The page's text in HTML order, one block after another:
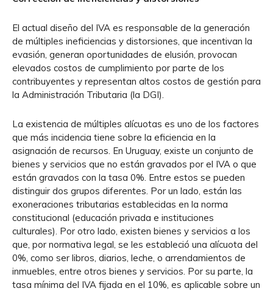
El actual diseño del IVA es responsable de la generación
de múltiples ineficiencias y distorsiones, que incentivan la
evasión, generan oportunidades de elusión, provocan
elevados costos de cumplimiento por parte de los
contribuyentes y representan altos costos de gestión para
la Administración Tributaria (la DGI).
La existencia de múltiples alícuotas es uno de los factores
que más incidencia tiene sobre la eficiencia en la
asignación de recursos. En Uruguay, existe un conjunto de
bienes y servicios que no están gravados por el IVA o que
están gravados con la tasa 0%. Entre estos se pueden
distinguir dos grupos diferentes. Por un lado, están las
exoneraciones tributarias establecidas en la norma
constitucional (educación privada e instituciones
culturales). Por otro lado, existen bienes y servicios a los
que, por normativa legal, se les estableció una alícuota del
0%, como ser libros, diarios, leche, o arrendamientos de
inmuebles, entre otros bienes y servicios. Por su parte, la
tasa mínima del IVA fijada en el 10%, es aplicable sobre un